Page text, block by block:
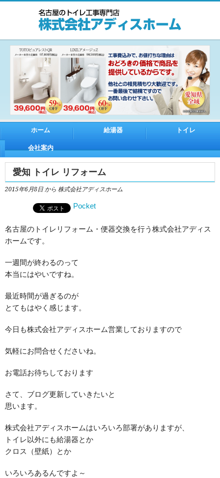
ホーム 給湯器 トイレ
会社案内
愛知 トイレ リフォーム
2015年6月8日 から 株式会社アディスホーム
Pocket
名古屋のトイレリフォーム・便器交換を行う株式会社アディス
ホームです。
一週間が終わるのって
本当にはやいですね。
最近時間が過ぎるのが
とてもはやく感じます。
今日も株式会社アディスホーム営業しておりますので
気軽にお問合せくださいね。
お電話お待ちしております
さて、ブログ更新していきたいと
思います。
株式会社アディスホームはいろいろ部署がありますが、
トイレ以外にも給湯器とか
クロス（壁紙）とか
いろいろあるんですよ～